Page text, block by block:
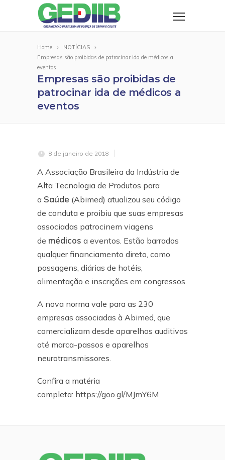
Home
NOTÍCIAS
Empresas são proibidas de patrocinar ida de médicos a
eventos
Empresas são proibidas de
patrocinar ida de médicos a
eventos
8 de janeiro de 2018
A Associação Brasileira da Indústria de
Alta Tecnologia de Produtos para
a Saúde (Abimed) atualizou seu código
de conduta e proibiu que suas empresas
associadas patrocinem viagens
de médicos a eventos. Estão barrados
qualquer financiamento direto, como
passagens, diárias de hotéis,
alimentação e inscrições em congressos.
A nova norma vale para as 230
empresas associadas à Abimed, que
comercializam desde aparelhos auditivos
até marca-passos e aparelhos
neurotransmissores.
Confira a matéria
completa: https://goo.gl/MJmY6M